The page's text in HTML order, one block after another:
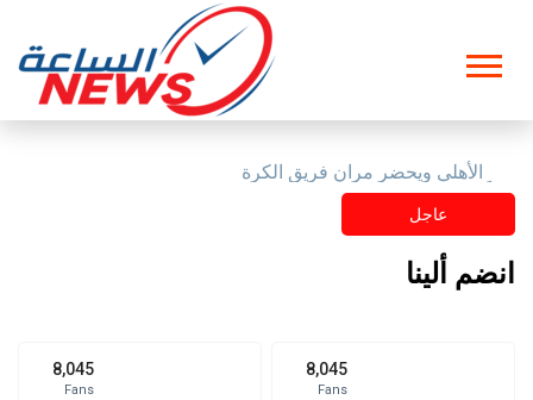
النفط الأمريكية تحذر إدارة ترامب
عاجل
انضم ألينا
8,045
Fans
8,045
Fans